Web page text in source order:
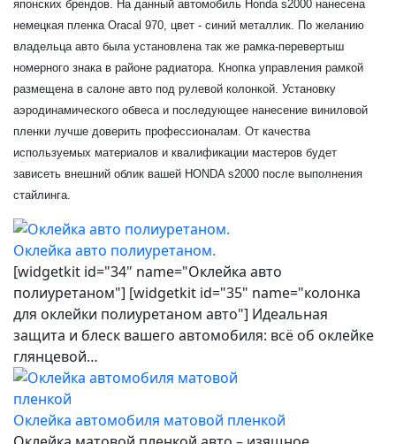
японских брендов. На данный автомобиль Honda s2000 нанесена
немецкая пленка Oracal 970, цвет - синий металлик. По желанию
владельца авто была установлена так же рамка-перевертыш
номерного знака в районе радиатора. Кнопка управления рамкой
размещена в салоне авто под рулевой колонкой. Установку
аэродинамического обвеса и последующее нанесение виниловой
пленки лучше доверить профессионалам. От качества
используемых материалов и квалификации мастеров будет
зависеть внешний облик вашей HONDA s2000 после выполнения
стайлинга.
Оклейка авто полиуретаном.
[widgetkit id="34" name="Оклейка авто
полиуретаном"] [widgetkit id="35" name="колонка
для оклейки полиуретаном авто"] Идеальная
защита и блеск вашего автомобиля: всё об оклейке
глянцевой…
Оклейка автомобиля матовой пленкой